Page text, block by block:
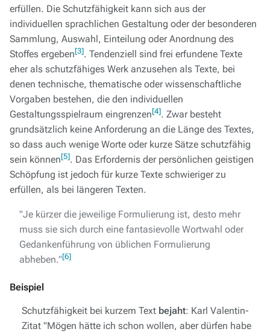
erfüllen. Die Schutzfähigkeit kann sich aus der
individuellen sprachlichen Gestaltung oder der besonderen
Sammlung, Auswahl, Einteilung oder Anordnung des
Stoffes ergeben[3]. Tendenziell sind frei erfundene Texte
eher als schutzfähiges Werk anzusehen als Texte, bei
denen technische, thematische oder wissenschaftliche
Vorgaben bestehen, die den individuellen
Gestaltungsspielraum eingrenzen[4]. Zwar besteht
grundsätzlich keine Anforderung an die Länge des Textes,
so dass auch wenige Worte oder kurze Sätze schutzfähig
sein können[5]. Das Erfordernis der persönlichen geistigen
Schöpfung ist jedoch für kurze Texte schwieriger zu
erfüllen, als bei längeren Texten.
"Je kürzer die jeweilige Formulierung ist, desto mehr
muss sie sich durch eine fantasievolle Wortwahl oder
Gedankenführung von üblichen Formulierung
abheben."[6]
Beispiel
Schutzfähigkeit bei kurzem Text bejaht: Karl Valentin-
Zitat "Mögen hätte ich schon wollen, aber dürfen habe